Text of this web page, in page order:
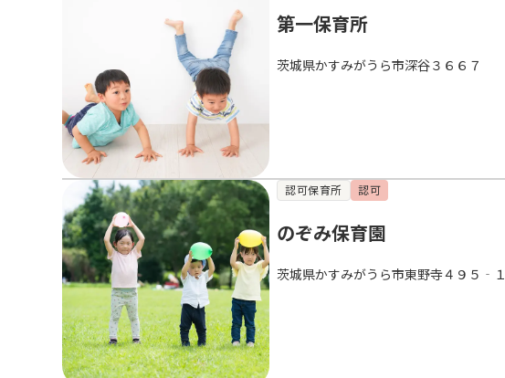
第一保育所
茨城県かすみがうら市深谷３６６７
認可保育所 認可
のぞみ保育園
茨城県かすみがうら市東野寺４９５‐１